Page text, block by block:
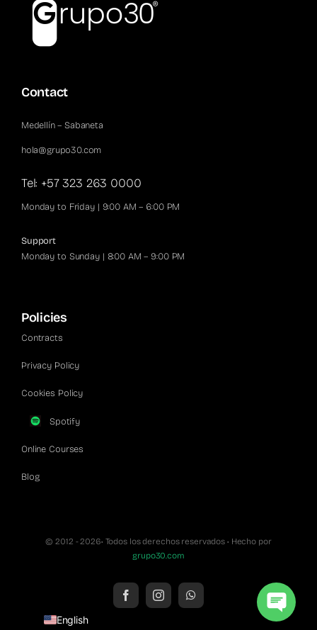
Contact
Medellín – Sabaneta
hola@grupo30.com
Tel: +57 323 263 0000
Monday to Friday | 9:00 AM – 6:00 PM
Support
Monday to Sunday | 8:00 AM – 9:00 PM
Policies
Contracts
Privacy Policy
Cookies Policy
Spotify
Online Courses
Blog
© 2012 - 2026• Todos los derechos reservados • Hecho por
grupo30.com
English